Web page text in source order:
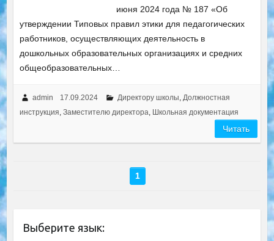
июня 2024 года № 187 «Об
утверждении Типовых правил этики для педагогических
работников, осуществляющих деятельность в
дошкольных образовательных организациях и средних
общеобразовательных…
admin 17.09.2024 Директору школы, Должностная
инструкция, Заместителю директора, Школьная документация
Читать
1
Выберите язык: